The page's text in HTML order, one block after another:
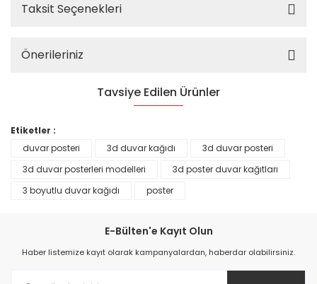
Taksit Seçenekleri
Önerileriniz
Tavsiye Edilen Ürünler
Etiketler :
duvar posteri
3d duvar kağıdı
3d duvar posteri
3d duvar posterleri modelleri
3d poster duvar kağıtları
3 boyutlu duvar kağıdı
poster
E-Bülten'e Kayıt Olun
Haber listemize kayıt olarak kampanyalardan, haberdar olabilirsiniz.